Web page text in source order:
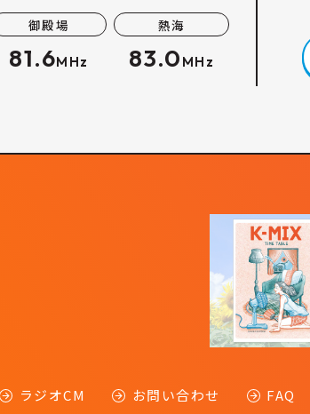
御殿場
81.6MHz
熱海
83.0 MHz
ラジオCM お問い合わせ FAQ